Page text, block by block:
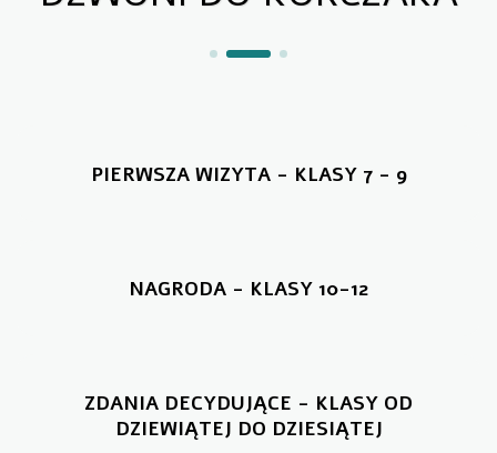
PIERWSZA WIZYTA - KLASY 7 - 9
NAGRODA - KLASY 10-12
ZDANIA DECYDUJĄCE - KLASY OD
DZIEWIĄTEJ DO DZIESIĄTEJ